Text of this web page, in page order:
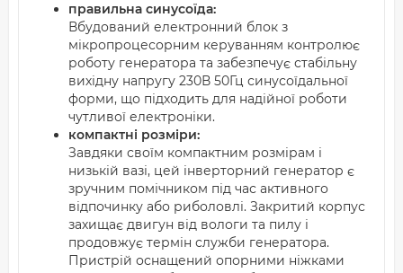
правильна синусоїда:
Вбудований електронний блок з
мікропроцесорним керуванням контролює
роботу генератора та забезпечує стабільну
вихідну напругу 230В 50Гц синусоїдальної
форми, що підходить для надійної роботи
чутливої електроніки.
компактні розміри:
Завдяки своїм компактним розмірам і
низькій вазі, цей інверторний генератор є
зручним помічником під час активного
відпочинку або риболовлі. Закритий корпус
захищає двигун від вологи та пилу і
продовжує термін служби генератора.
Пристрій оснащений опорними ніжками